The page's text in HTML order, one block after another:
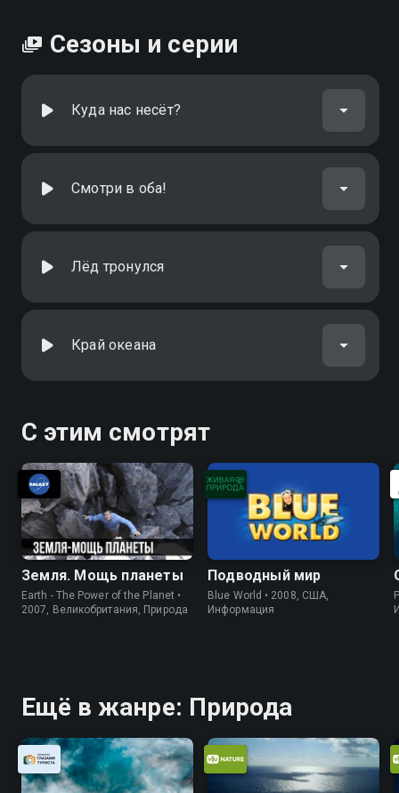
Сезоны и серии
Куда нас несёт?
Смотри в оба!
Лёд тронулся
Край океана
С этим смотрят
Земля. Мощь планеты
Earth - The Power of the Planet •
2007, Великобритания, Природа
Подводный мир
Blue World • 2008, США,
Информация
Ещё в жанре: Природа